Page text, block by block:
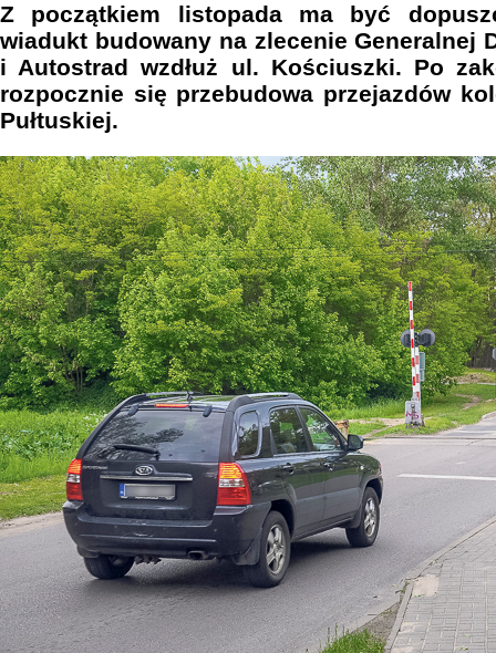
Z początkiem listopada ma być
wiadukt budowany na zlecenie Generalnej
i Autostrad wzdłuż ul. Kościuszki. Po
rozpocznie się przebudowa przejazdów
Pułtuskiej.